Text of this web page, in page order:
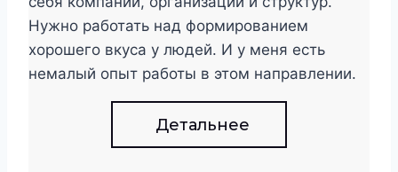
Нужно работать над формированием
хорошего вкуса у людей. И у меня есть
немалый опыт работы в этом направлении.
Детальнее